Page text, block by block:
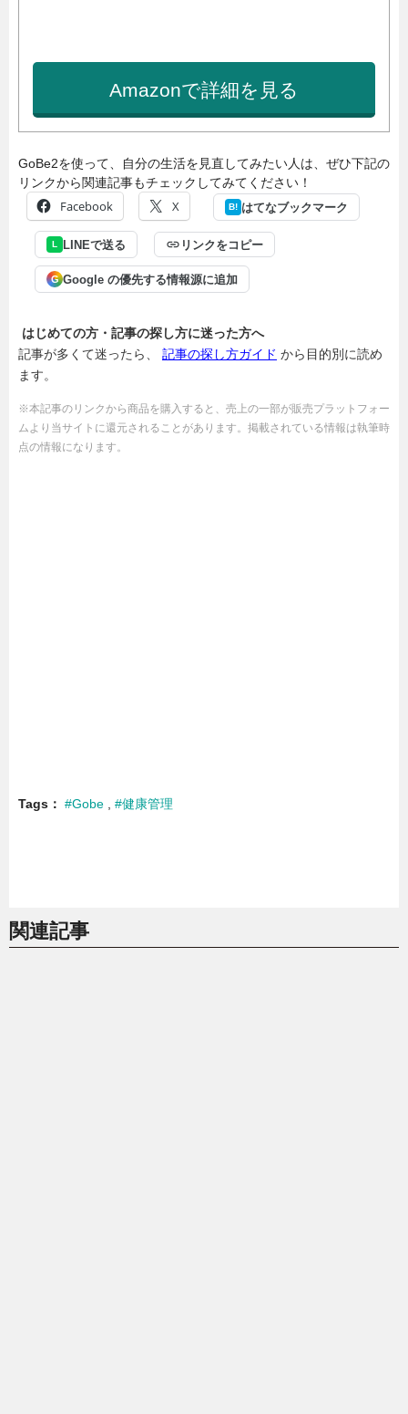
Amazonで詳細を見る
GoBe2を使って、自分の生活を見直してみたい人は、ぜひ下記の
リンクから関連記事もチェックしてみてください！
Facebook X B! はてなブックマーク
L LINEで送る リンクをコピー
G Google の優先する情報源に追加
はじめての方・記事の探し方に迷った方へ
記事が多くて迷ったら、 記事の探し方ガイド から目的別に読め
ます。
※本記事のリンクから商品を購入すると、売上の一部が販売プラットフォー
ムより当サイトに還元されることがあります。掲載されている情報は執筆時
点の情報になります。
Tags #Gobe #健康管理
関連記事